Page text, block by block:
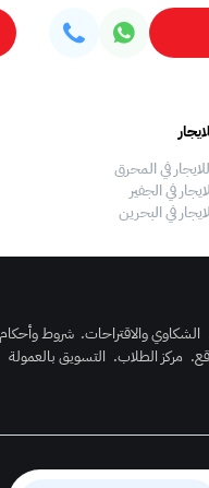
في المحرق
في الجفير
في البحرين
الشكاوي والاقتراحات. شروط
. مركز الطلاب. التسويق بالعمولة